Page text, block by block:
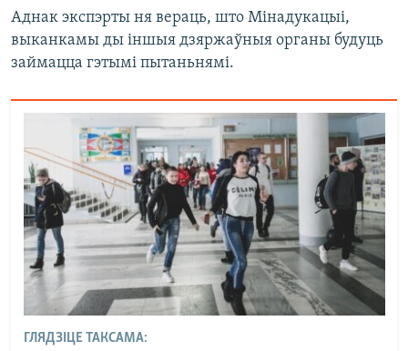
Аднак экспэрты ня вераць, што Мінадукацыі,
выканкамы ды іншыя дзяржаўныя органы будуць
займацца гэтымі пытаньнямі.
ГЛЯДЗІЦЕ ТАКСАМА: